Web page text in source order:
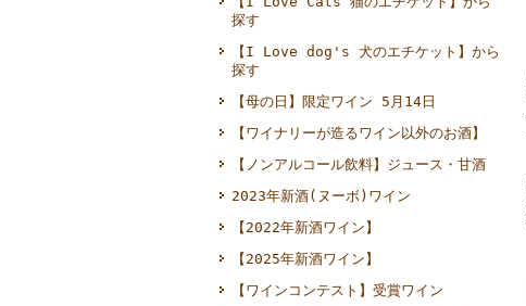
探す
【I Love dog's 犬のエチケット】から
探す
【母の日】限定ワイン 5月14日
【ワイナリーが造るワイン以外のお酒】
【ノンアルコール飲料】ジュース・甘酒
2023年新酒(ヌーボ)ワイン
【2022年新酒ワイン】
【2025年新酒ワイン】
【ワインコンテスト】受賞ワイン